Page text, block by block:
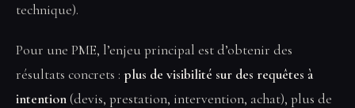
technique).
Pour une PME, l’enjeu principal est d’obtenir des
résultats concrets : plus de visibilité sur des requêtes à
intention(devis, prestation, intervention, achat), plus de